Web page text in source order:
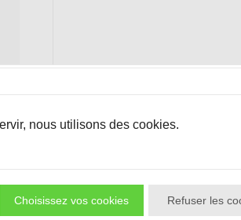
nous utilisons des cookies.
Choisissez vos cookies Refuser les